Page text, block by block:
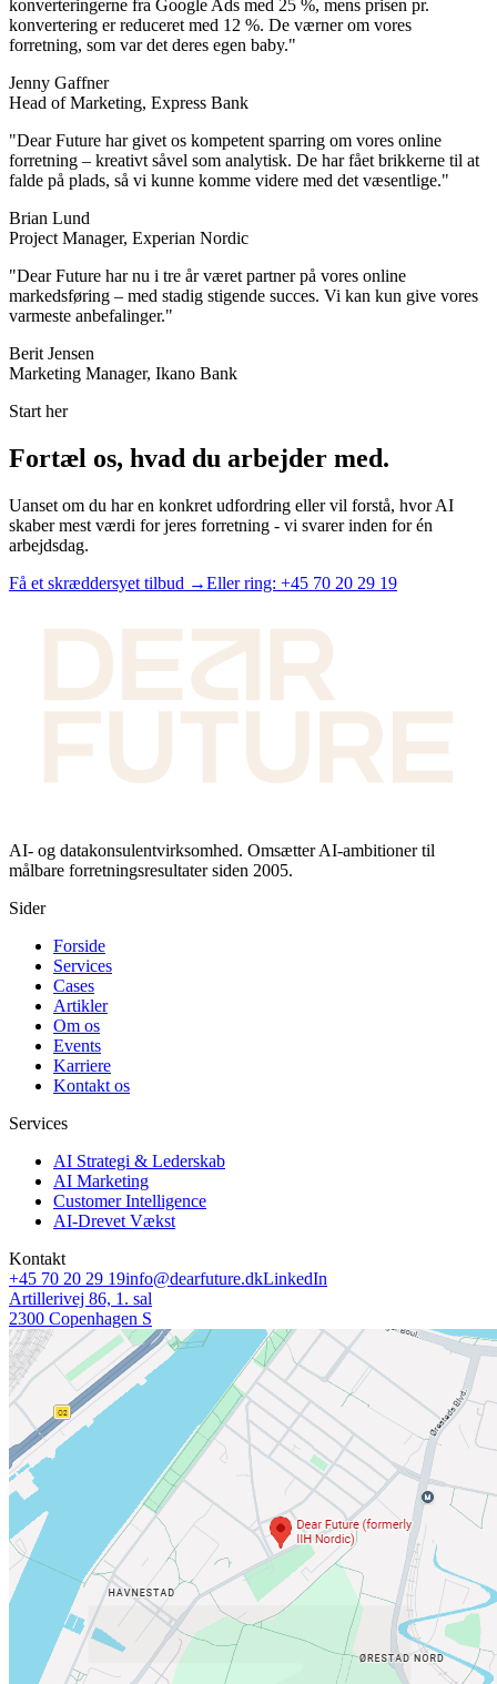
konverteringerne fra Google Ads med 25 %, mens prisen pr.
konvertering er reduceret med 12 %. De værner om vores
forretning, som var det deres egen baby."
Jenny Gaffner
Head of Marketing, Express Bank
"Dear Future har givet os kompetent sparring om vores online
forretning – kreativt såvel som analytisk. De har fået brikkerne til at
falde på plads, så vi kunne komme videre med det væsentlige."
Brian Lund
Project Manager, Experian Nordic
"Dear Future har nu i tre år været partner på vores online
markedsføring – med stadig stigende succes. Vi kan kun give vores
varmeste anbefalinger."
Berit Jensen
Marketing Manager, Ikano Bank
Start her
Fortæl os, hvad du arbejder med.
Uanset om du har en konkret udfordring eller vil forstå, hvor AI
skaber mest værdi for jeres forretning - vi svarer inden for én
arbejdsdag.
Få et skræddersyet tilbud →Eller ring: +45 70 20 29 19
AI- og datakonsulentvirksomhed. Omsætter AI-ambitioner til
målbare forretningsresultater siden 2005.
Sider
Forside
Services
Cases
Artikler
Om os
Events
Karriere
Kontakt os
Services
AI Strategi & Lederskab
AI Marketing
Customer Intelligence
AI-Drevet Vækst
Kontakt
+45 70 20 29 19info@dearfuture.dkLinkedIn
Artillerivej 86, 1. sal
2300 Copenhagen S